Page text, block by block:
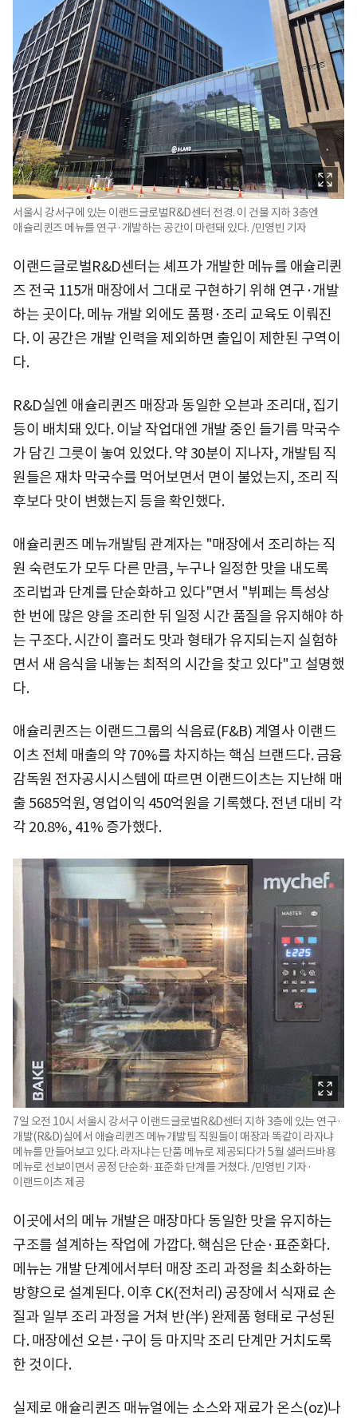
서울시 강서구에 있는 이랜드글로벌R&D센터 전경. 이 건물 지하 3층엔
애슐리퀸즈 메뉴를 연구·개발하는 공간이 마련돼 있다. /민영빈 기자
이랜드글로벌R&D센터는 셰프가 개발한 메뉴를 애슐리퀸
즈 전국 115개 매장에서 그대로 구현하기 위해 연구·개발
하는 곳이다. 메뉴 개발 외에도 품평·조리 교육도 이뤄진
다. 이 공간은 개발 인력을 제외하면 출입이 제한된 구역이
다.
R&D실엔 애슐리퀸즈 매장과 동일한 오븐과 조리대, 집기
등이 배치돼 있다. 이날 작업대엔 개발 중인 들기름 막국수
가 담긴 그릇이 놓여 있었다. 약 30분이 지나자, 개발팀 직
원들은 재차 막국수를 먹어보면서 면이 불었는지, 조리 직
후보다 맛이 변했는지 등을 확인했다.
애슐리퀸즈 메뉴개발팀 관계자는 "매장에서 조리하는 직
원 숙련도가 모두 다른 만큼, 누구나 일정한 맛을 내도록
조리법과 단계를 단순화하고 있다"면서 "뷔페는 특성상
한 번에 많은 양을 조리한 뒤 일정 시간 품질을 유지해야 하
는 구조다. 시간이 흘러도 맛과 형태가 유지되는지 실험하
면서 새 음식을 내놓는 최적의 시간을 찾고 있다"고 설명했
다.
애슐리퀸즈는 이랜드그룹의 식음료(F&B) 계열사 이랜드
이츠 전체 매출의 약 70%를 차지하는 핵심 브랜드다. 금융
감독원 전자공시시스템에 따르면 이랜드이츠는 지난해 매
출 5685억원, 영업이익 450억원을 기록했다. 전년 대비 각
각 20.8%, 41% 증가했다.
7일 오전 10시 서울시 강서구 이랜드글로벌R&D센터 지하 3층에 있는 연구·
개발(R&D)실에서 애슐리퀸즈 메뉴개발팀 직원들이 매장과 똑같이 라자냐
메뉴를 만들어보고 있다. 라자냐는 단품 메뉴로 제공되다가 5월 샐러드바용
메뉴로 선보이면서 공정 단순화·표준화 단계를 거쳤다. /민영빈 기자·
이랜드이츠 제공
이곳에서의 메뉴 개발은 매장마다 동일한 맛을 유지하는
구조를 설계하는 작업에 가깝다. 핵심은 단순·표준화다.
메뉴는 개발 단계에서부터 매장 조리 과정을 최소화하는
방향으로 설계된다. 이후 CK(전처리) 공장에서 식재료 손
질과 일부 조리 과정을 거쳐 반(半) 완제품 형태로 구성된
다. 매장에선 오븐·구이 등 마지막 조리 단계만 거치도록
한 것이다.
실제로 애슐리퀸즈 매뉴얼에는 소스와 재료가 온스(oz)나